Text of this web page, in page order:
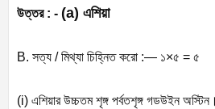
উত্তর : - (a) এশিয়া
B. সত্য / মিথ্যা চিহ্নিত করো :— ১×৫ = ৫
(i) এশিয়ার উচ্চতম শৃঙ্গ পর্বতশৃঙ্গ গডউইন অস্টিন।